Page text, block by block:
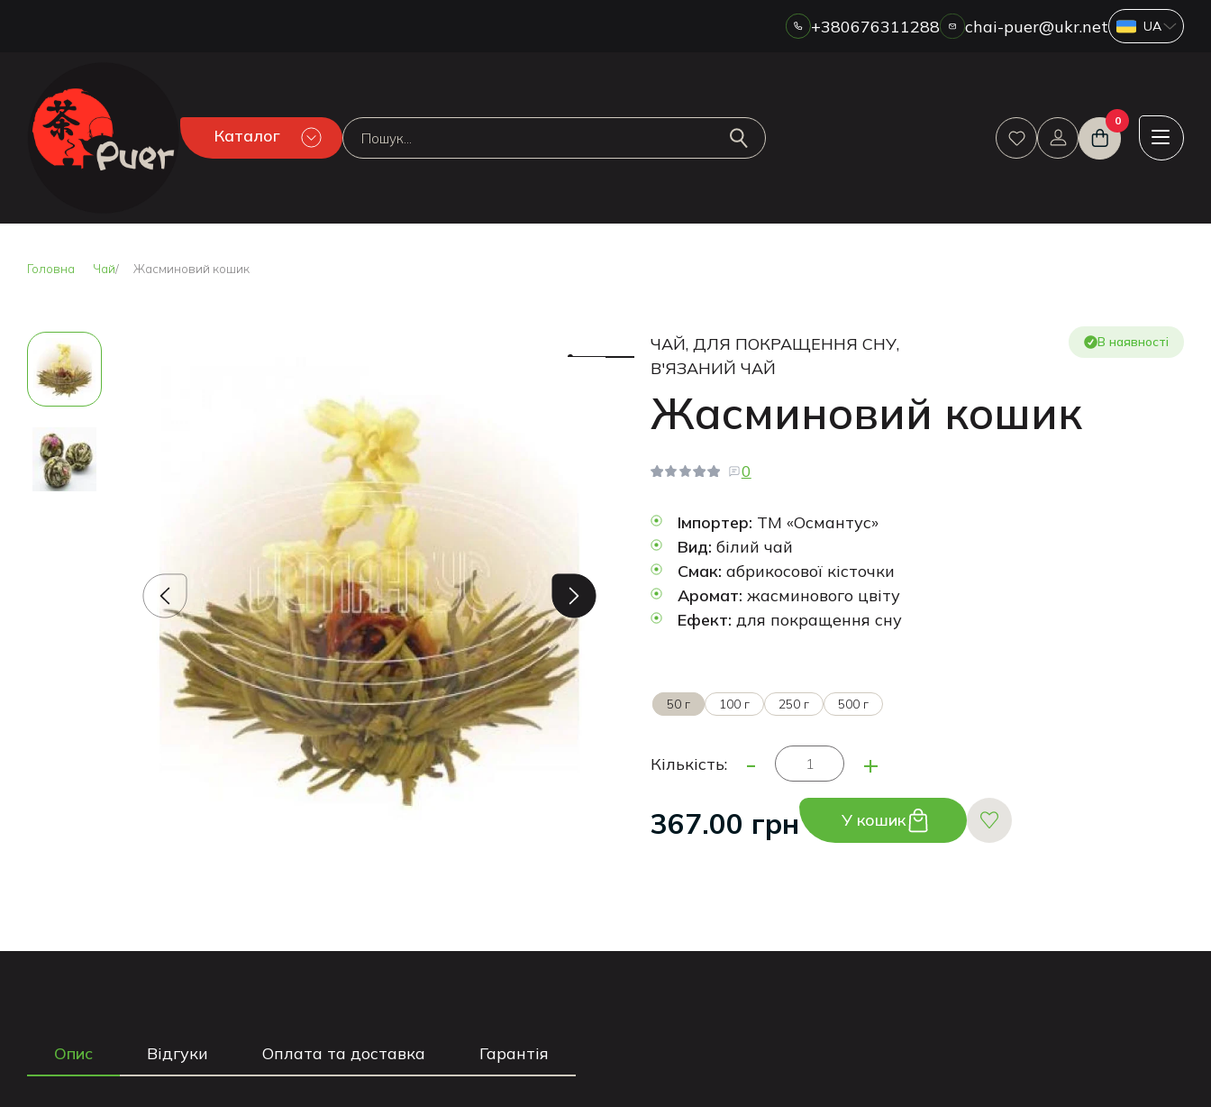
ГУРТ
ДРОП
+380676311288 chai-puer@ukr.net
Каталог
0
Головна Чай Жасминовий кошик
В наявності
ЧАЙ, ДЛЯ ПОКРАЩЕННЯ СНУ,
В'ЯЗАНИЙ ЧАЙ
Жасминовий кошик
0
Імпортер: ТМ «Османтус»
Вид: білий чай
Смак: абрикосової кісточки
Аромат: жасминового цвіту
Ефект: для покращення сну
50 г 100 г 250 г 500 г
Кількість: - +
367.00 грн У кошик
Опис Відгуки Оплата та доставка Гарантія